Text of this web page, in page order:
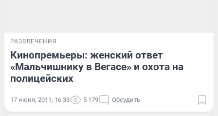
РАЗВЛЕЧЕНИЯ
Кинопремьеры: женский ответ
«Мальчишнику в Вегасе» и охота на
полицейских
17 июня, 2011, 16:33 5 179 Обсудить